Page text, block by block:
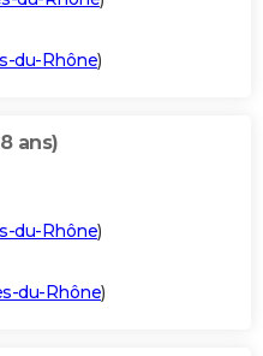
du-Rhône)
ans)
du-Rhône)
du-Rhône)